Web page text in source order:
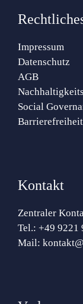
Impressum
Datenschutz
AGB
Social
Kontakt
Zentraler
Tel.: +49 9221
Mail: